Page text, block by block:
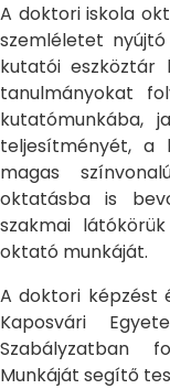
A doktori iskola
szemléletet
kutatói eszköztár
tanulmányokat
kutatómunkába,
teljesítményét, a
magas
oktatásba is
szakmai
oktató munkáját.
A doktori képzést
Kaposvári
Szabályzatban
Munkáját segítő